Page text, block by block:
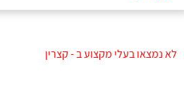
לא נמצאו בעלי מקצוע ב - קצרין